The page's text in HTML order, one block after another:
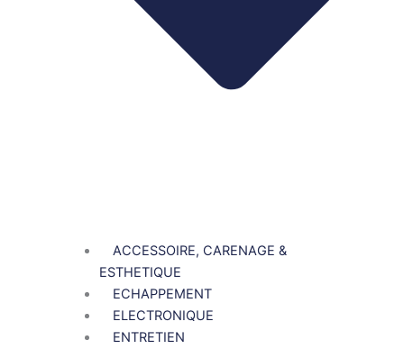
ACCESSOIRE, CARENAGE &
ESTHETIQUE
ECHAPPEMENT
ELECTRONIQUE
ENTRETIEN